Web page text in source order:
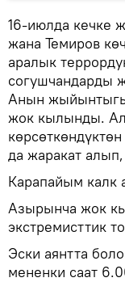
16-июлда кечке
жана Темиров
аралык
согушчандарды
Анын
жок кылынды.
да жаракат
Карапайым калк
Азырынча жок
экстремисттик
Эски аянтта
мененки саат